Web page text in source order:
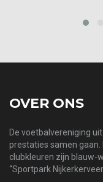
OVER ONS
De voetbalvereniging
prestaties samen gaan.
clubkleuren zijn blauw-
“Sportpark